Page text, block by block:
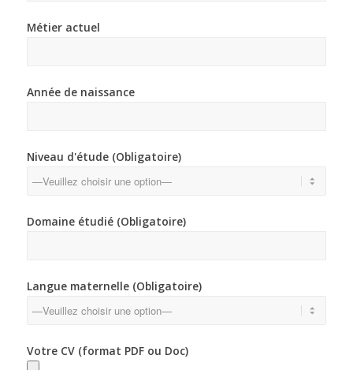
Métier actuel
Année de naissance
Niveau d'étude (Obligatoire)
Domaine étudié (Obligatoire)
Langue maternelle (Obligatoire)
Votre CV (format PDF ou Doc)